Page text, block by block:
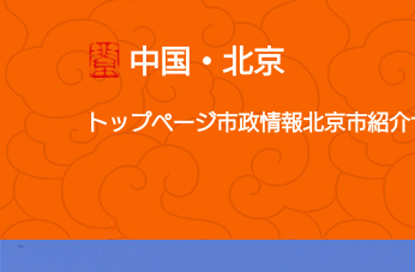
中国・北京
トップページ市政情報北京市紹介